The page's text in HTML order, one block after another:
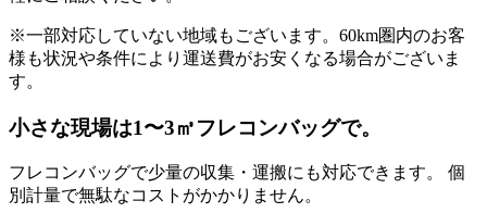
※一部対応していない地域もございます。60km圏内のお客
様も状況や条件により運送費がお安くなる場合がございま
す。
小さな現場は1〜3㎥フレコンバッグで。
フレコンバッグで少量の収集・運搬にも対応できます。 個
別計量で無駄なコストがかかりません。